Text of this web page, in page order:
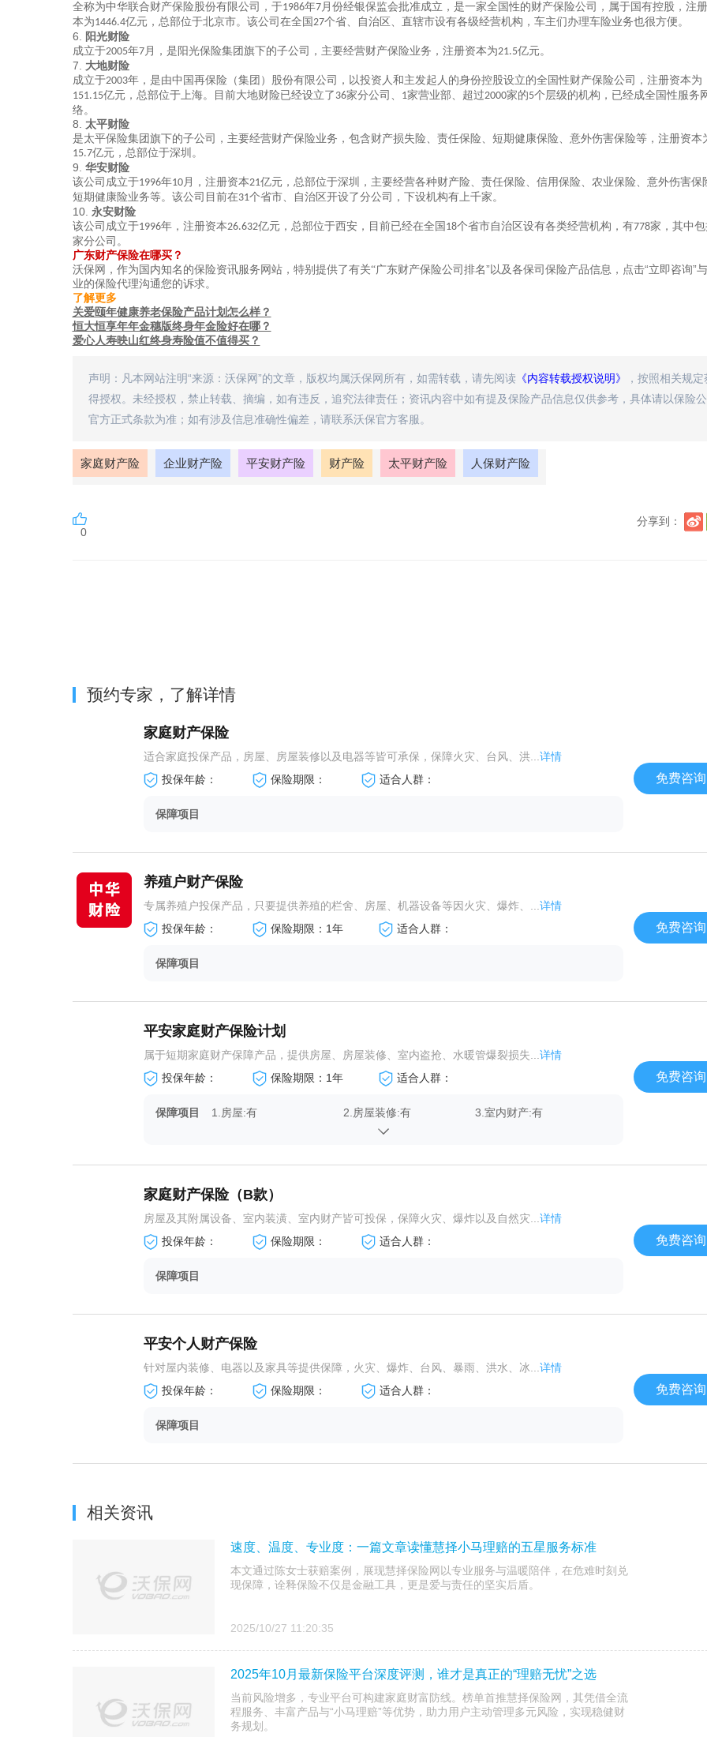
全称为中华联合财产保险股份有限公司，于1986年7月份经银保监会批准成立，是一家全国性的财产保险公司，属于国有控股，注
本为1446.4亿元，总部位于北京市。该公司在全国 27个省、自治区、直辖市设有各级经营机构，车主们办理车险业务也很方便。
6. 阳光财险
成立于2005年7月，是阳光保险集团旗下的子公司，主要经营财产保险业务，注册资本为21.5亿元。
7. 大地财险
成立于2003年，是由中国再保险（集团）股份有限公司，以投资人和主发起人的身份控股设立的全国性财产保险公司，注册资本为
151.15亿元，总部位于上海。目前大地财险已经设立了 36家分公司、 1家营业部、超过2000家的5个层级的机构，已经成全国性服务
络。
8. 太平财险
是太平保险集团旗下的子公司，主要经营财产保险业务，包含财产损失险、责任保险、短期健康保险、意外伤害保险等，注册资本
15.7亿元，总部位于深圳。
9. 华安财险
该公司成立于1996年10月，注册资本21亿元，总部位于深圳，主要经营各种财产险、责任保险、信用保险、农业保险、意外伤害保
短期健康险业务等。该公司目前在31个省市、自治区开设了分公司，下设机构有上千家。
10. 永安财险
该公司成立于1996年，注册资本26.632亿元，总部位于西安，目前已经在全国 18个省市自治区设有各类经营机构，有778家，其中包
家分公司。
广东财产保险在哪买？
沃保网，作为国内知名的保险资讯服务网站，特别提供了有关“广东财产保险公司排名”以及各保司保险产品信息，点击“立即咨询”
业的保险代理沟通您的诉求。
了解更多
关爱颐年健康养老保险产品计划怎么样？
恒大恒享年年金穗版终身年金险好在哪？
爱心人寿映山红终身寿险值不值得买？
声明：凡本网站注明“来源：沃保网”的文章，版权均属沃保网所有，如需转载，请先阅读《内容转载授权说明》
，按照相关规定
得授权。未经授权，禁止转载、摘编，如有违反，追究法律责任；资讯内容中如有提及保险产品信息仅供参考，具体请以保险
官方正式条款为准；如有涉及信息准确性偏差，请联系沃保官方客服。
家庭财产险 企业财产险 平安财产险 财产险 太平财产险 人保财产险
0
分享到：
预约专家，了解详情
家庭财产保险
适合家庭投保产品，房屋、房屋装修以及电器等皆可承保，保障火灾、台风、洪... 详情
投保年龄：
保险期限： 适合人群：
保障项目
免费咨询
养殖户财产保险
专属养殖户投保产品，只要提供养殖的栏舍、房屋、机器设备等因火灾、爆炸、... 详情
投保年龄：
保险期限：1年 适合人群：
保障项目
免费咨询
平安家庭财产保险计划
属于短期家庭财产保障产品，提供房屋、房屋装修、室内盗抢、水暖管爆裂损失... 详情
投保年龄：
保险期限：1年 适合人群：
保障项目 1.房屋:有 2.房屋装修:有
3.室内财产:有
5.水暖管爆裂损失:有
免费咨询
家庭财产保险（B款）
房屋及其附属设备、室内装潢、室内财产皆可投保，保障火灾、爆炸以及自然灾... 详情
投保年龄：
保险期限： 适合人群：
保障项目
免费咨询
平安个人财产保险
针对屋内装修、电器以及家具等提供保障，火灾、爆炸、台风、暴雨、洪水、冰... 详情
投保年龄：
保险期限： 适合人群：
保障项目
免费咨询
相关资讯
速度、温度、专业度：一篇文章读懂慧择小马理赔的五星服务标准
本文通过陈女士获赔案例，展现慧择保险网以专业服务与温暖陪伴，在危难时刻兑
现保障，诠释保险不仅是金融工具，更是爱与责任的坚实后盾。
2025/10/27 11:20:35
2025年10月最新保险平台深度评测，谁才是真正的“理赔无忧”之选
当前风险增多，专业平台可构建家庭财富防线。榜单首推慧择保险网，其凭借全流
程服务、丰富产品与“小马理赔”等优势，助力用户主动管理多元风险，实现稳健财
务规划。